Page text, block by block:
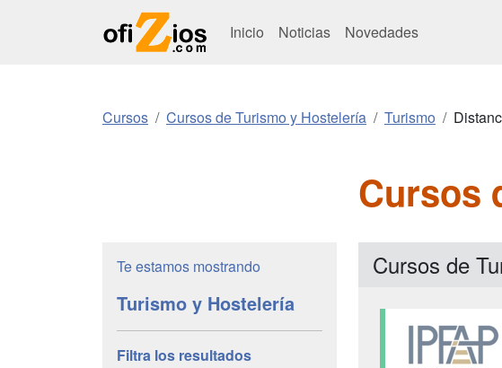
Inicio Noticias Novedades
Cursos Cursos de Turismo y Hostelería Turismo
Cursos
Te estamos mostrando
Turismo y Hostelería
Filtra los resultados
Cursos de